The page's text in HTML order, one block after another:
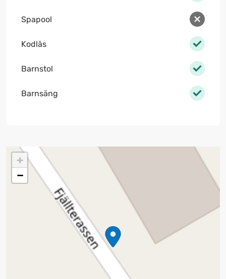
Spapool
Kodlås
Barnstol
Barnsäng
+
−